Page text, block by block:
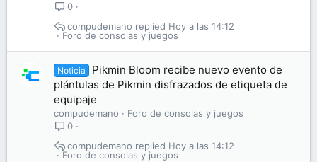
0
Foro de consolas y juegos
Hoy a las 14:12
compudemano
Noticia
Pikmin Bloom recibe nuevo evento de
plántulas de Pikmin disfrazados de etiqueta de
equipaje
compudemano
Foro de consolas y juegos
0
Foro de consolas y juegos
Hoy a las 14:12
compudemano